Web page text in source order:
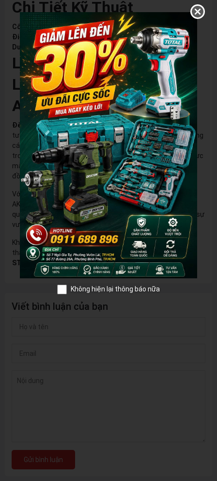
Chi Tiết Kỹ Thuật
Công Suất:4W
Điện Áp Đầu Vào:110-220V
Dung Lượng Pin:1800mAh
Lợi Ích Khi Sử Dụng Đèn
LED Đội Đầu Cảm Biến
AKKO STAR 503137
Đèn LED đội đầu cảm biến AKKO STAR 503137không chỉ lý
tưởng cho các công việc chuyên nghiệp mà còn hữu ích trong
các tình huống sinh hoạt hàng ngày. Dù bạn đang làm việc
trong điều kiện thiếu sáng hay cần di chuyển giữa các khu vực
mà không có nguồn ánh sáng, sản phẩm này sẽ là người bạn
đồng hành đáng tin cậy.
Với thiết kế tiện lợi và công nghệ tiên tiến, đèn LED đội đầu
AKKO STAR 503137 mang đến cho bạn sự tiện nghi và hiệu
quả tối ưu. Hãy lựa chọn AKKO STAR 503137 để trải nghiệm sự
vượt trội trong công việc và sinh hoạt hàng ngày!
Khám phá ngay hôm nay và biến mọi công việc thiếu sáng
thành dễ dàng hơn bao giờ hết với
đèn LED đội đầu AKKO
STAR 503137!
Viết bình luận của bạn
Gửi bình luận
Không hiện lại thông báo nữa